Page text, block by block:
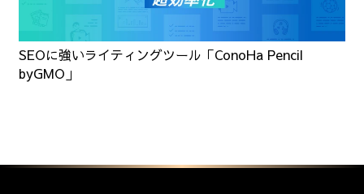
SEOに強いライティングツール「ConoHa Pencil
byGMO」